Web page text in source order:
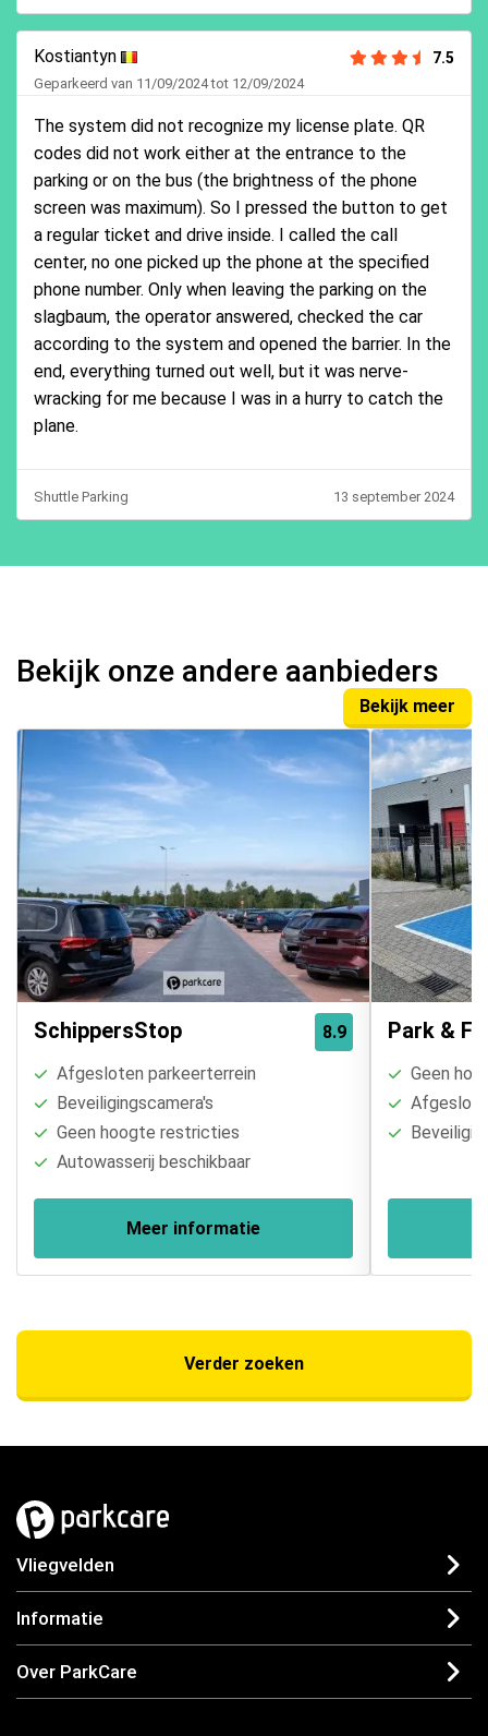
Kostiantyn 7.5
Geparkeerd van 11/09/2024 tot 12/09/2024
The system did not recognize my license plate. QR
codes did not work either at the entrance to the
parking or on the bus (the brightness of the phone
screen was maximum). So I pressed the button to get
a regular ticket and drive inside. I called the call
center, no one picked up the phone at the specified
phone number. Only when leaving the parking on the
slagbaum, the operator answered, checked the car
according to the system and opened the barrier. In the
end, everything turned out well, but it was nerve-
wracking for me because I was in a hurry to catch the
plane.
Shuttle Parking 13 september 2024
Bekijk onze andere aanbieders
Bekijk meer
8.9
SchippersStop
Afgesloten parkeerterrein
Beveiligingscamera's
Geen hoogte restricties
Autowasserij beschikbaar
Meer informatie
Park &
Geen
Verder zoeken
Vliegvelden
Informatie
Over ParkCare